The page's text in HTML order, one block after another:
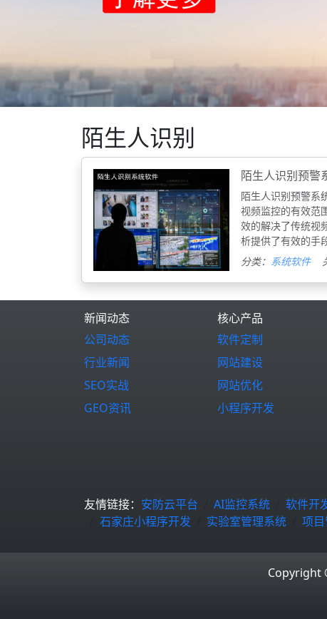
陌生人识别
陌生人识别预警
陌生人识别预警系
视频监控的有效范
效的解决了传统视
析提供了有效的手
分类： 系统软件
新闻动态
公司动态
行业新闻
SEO实战
GEO资讯
核心产品
软件定制
网站建设
网站优化
小程序开发
友情链接： 安防云平台 AI监控系统 软件开
石家庄小程序开发
实验室管理系统 项
Copyright